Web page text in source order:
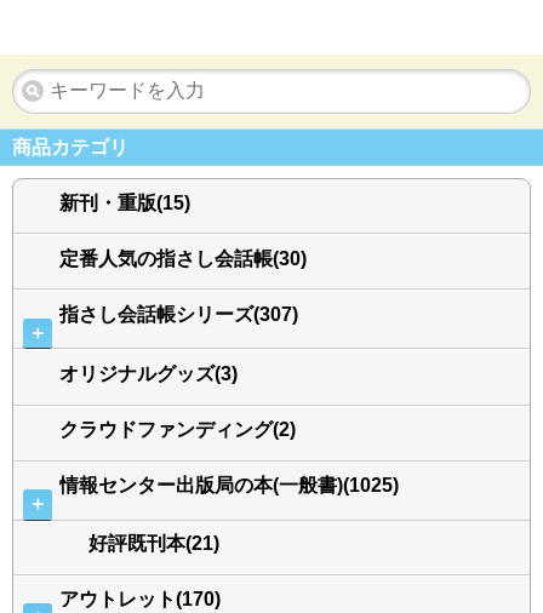
商品カテゴリ
新刊・重版(15)
定番人気の指さし会話帳(30)
＋
指さし会話帳シリーズ(307)
オリジナルグッズ(3)
クラウドファンディング(2)
＋
情報センター出版局の本(一般書)(1025)
好評既刊本(21)
アウトレット(170)